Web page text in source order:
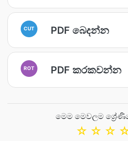
CUT PDF බෙදන්න
ROT PDF කරකවන්න
මෙම මෙවලම
☆
☆
☆